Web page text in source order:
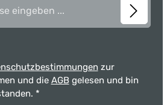
zur
und die AGB gelesen und bin
*